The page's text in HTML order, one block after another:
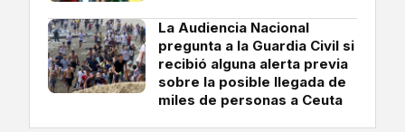
La Audiencia Nacional
pregunta a la Guardia Civil si
recibió alguna alerta previa
sobre la posible llegada de
miles de personas a Ceuta